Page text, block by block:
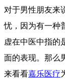
对于男性朋友来
忧，因为有一种
虚在中医中指的
面的表现。那么
来看看嘉乐医疗